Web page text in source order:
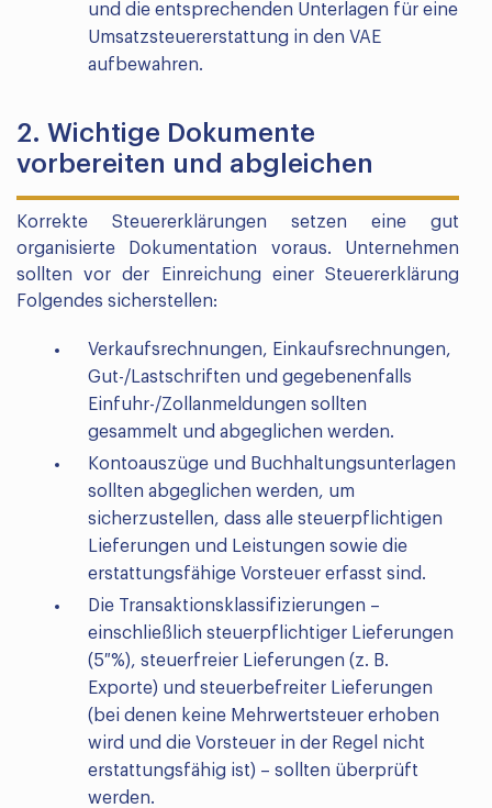
und die entsprechenden Unterlagen für eine
Umsatzsteuererstattung in den VAE
aufbewahren.
2. Wichtige Dokumente
vorbereiten und abgleichen
Korrekte Steuererklärungen setzen eine gut
organisierte Dokumentation voraus. Unternehmen
sollten vor der Einreichung einer Steuererklärung
Folgendes sicherstellen:
Verkaufsrechnungen, Einkaufsrechnungen,
Gut-/Lastschriften und gegebenenfalls
Einfuhr-/Zollanmeldungen sollten
gesammelt und abgeglichen werden.
Kontoauszüge und Buchhaltungsunterlagen
sollten abgeglichen werden, um
sicherzustellen, dass alle steuerpflichtigen
Lieferungen und Leistungen sowie die
erstattungsfähige Vorsteuer erfasst sind.
Die Transaktionsklassifizierungen –
einschließlich steuerpflichtiger Lieferungen
(5 %), steuerfreier Lieferungen (z. B.
Exporte) und steuerbefreiter Lieferungen
(bei denen keine Mehrwertsteuer erhoben
wird und die Vorsteuer in der Regel nicht
erstattungsfähig ist) – sollten überprüft
werden.